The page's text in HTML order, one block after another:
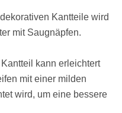
Kantteile wird
mit Saugnäpfen.
kann erleichtert
mit einer milden
wird, um eine bessere